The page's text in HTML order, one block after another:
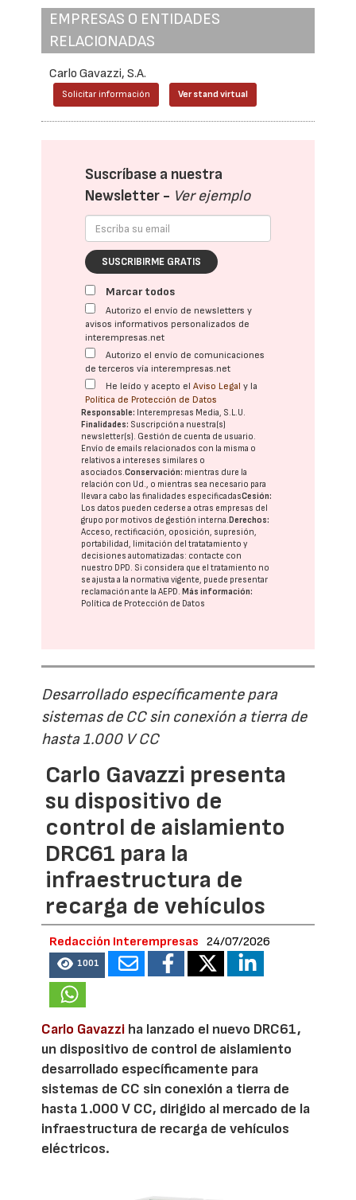
EMPRESAS O ENTIDADES
RELACIONADAS
Carlo Gavazzi, S.A.
Solicitar información Ver stand virtual
Suscríbase a nuestra
Newsletter - Ver ejemplo
SUSCRIBIRME GRATIS
Marcar todos
Autorizo el envío de newsletters y
avisos informativos personalizados de
interempresas.net
Autorizo el envío de comunicaciones
de terceros vía interempresas.net
He leído y acepto elAviso Legal y la
Política de Protección de Datos
Responsable: Interempresas Media, S.L.U.
Finalidades: Suscripción a nuestra(s)
newsletter(s). Gestión de cuenta de usuario.
Envío de emails relacionados con la misma o
relativos a intereses similares o
asociados.Conservación: mientras dure la
relación con Ud., o mientras sea necesario para
llevar a cabo las finalidades especificadasCesión:
Los datos pueden cederse a otras empresas del
grupo por motivos de gestión interna. Derechos:
Acceso, rectificación, oposición, supresión,
portabilidad, limitación del tratatamiento y
decisiones automatizadas: contacte con
nuestro DPD. Si considera que el tratamiento no
se ajusta a la normativa vigente, puede presentar
reclamación ante laAEPD. Más información:
Política de Protección de Datos
Desarrollado específicamente para
sistemas de CC sin conexión a tierra de
hasta 1.000 V CC
Carlo Gavazzi presenta
su dispositivo de
control de aislamiento
DRC61 para la
infraestructura de
recarga de vehículos
Redacción Interempresas 24/07/2026
1001
Carlo Gavazzi ha lanzado el nuevo DRC61,
un dispositivo de control de aislamiento
desarrollado específicamente para
sistemas de CC sin conexión a tierra de
hasta 1.000 V CC, dirigido al mercado de la
infraestructura de recarga de vehículos
eléctricos.